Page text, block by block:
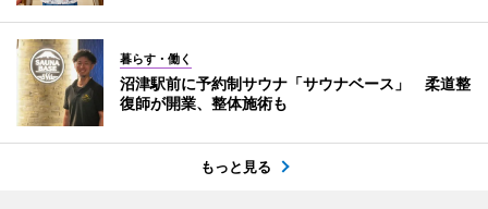
暮らす・働く
沼津駅前に予約制サウナ「サウナベース」 柔道整
復師が開業、整体施術も
もっと見る